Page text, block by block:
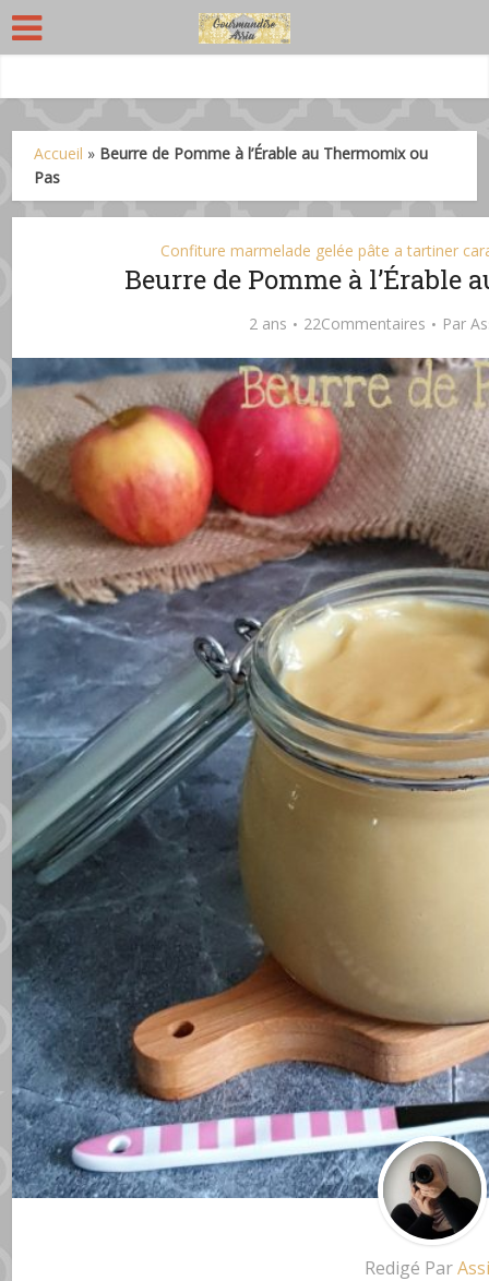
Accueil » Beurre de Pomme à l’Érable au Thermomix ou
Pas
Confiture marmelade gelée pâte a tartiner
Beurre de Pomme à l’Érable
2 ans 22Commentaires Par
Redigé Par